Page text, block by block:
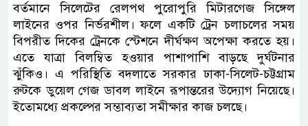
বর্তমানে সিলেটের রেলপথ পুরোপুরি মিটারগেজ সিঙ্গেল
লাইনের ওপর নির্ভরশীল। ফলে একটি ট্রেন চলাচলের সময়
বিপরীত দিকের ট্রেনকে স্টেশনে দীর্ঘক্ষণ অপেক্ষা করতে হয়।
এতে যাত্রা বিলম্বিত হওয়ার পাশাপাশি বাড়ছে দুর্ঘটনার
ঝুঁকিও। এ পরিস্থিতি বদলাতে সরকার ঢাকা-সিলেট-চট্টগ্রাম
রুটকে ডুয়েল গেজ ডাবল লাইনে রূপান্তরের উদ্যোগ নিয়েছে।
ইতোমধ্যে প্রকল্পের সম্ভাব্যতা সমীক্ষার কাজ চলছে।